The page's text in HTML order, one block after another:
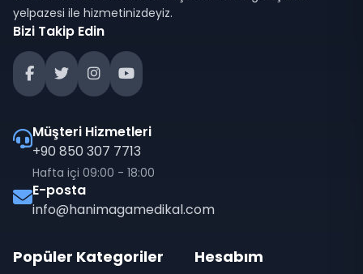
yelpazesi ile hizmetinizdeyiz.
Bizi Takip Edin
Müşteri Hizmetleri
+90 850 307 7713
Hafta içi 09:00 - 18:00
E-posta
info@hanimagamedikal.com
Popüler Kategoriler Hesabım